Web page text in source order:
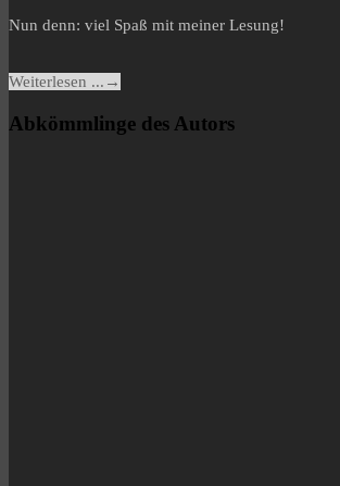
Nun denn: viel Spaß mit meiner Lesung!
Weiterlesen ... →
Abkömmlinge des Autors